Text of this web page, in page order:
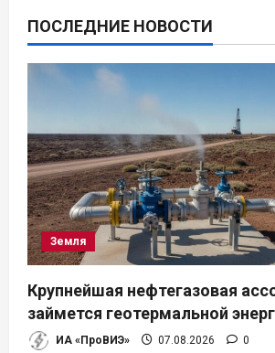
ПОСЛЕДНИЕ НОВОСТИ
Земля
Крупнейшая нефтегазовая
займется геотермальной
ИА «ПроВИЭ» 07.08.2026 0